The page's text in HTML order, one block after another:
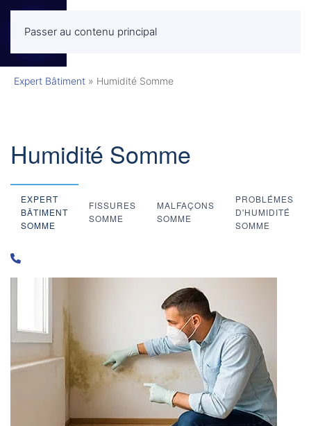
Passer au contenu principalMENU
Expert Bâtiment » Humidité Somme
Humidité Somme
EXPERT
BÂTIMENT
SOMME
FISSURES
SOMME
MALFAÇONS
SOMME
PROBLÉMES
D'HUMIDITÉ
SOMME